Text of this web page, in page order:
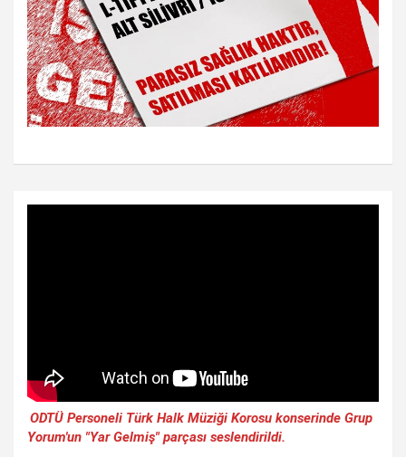
ODTÜ Personeli Türk Halk Müziği Korosu konserinde Grup
Yorum'un "Yar Gelmiş" parçası seslendirildi.